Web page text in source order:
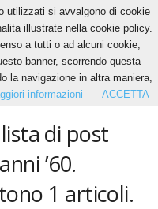
di post
’60.
1 articoli.
utilizzati si avvalgono di cookie
illustrate nella cookie policy.
a tutti o ad alcuni cookie,
banner, scorrendo questa
la navigazione in altra maniera,
informazioni ACCETTA